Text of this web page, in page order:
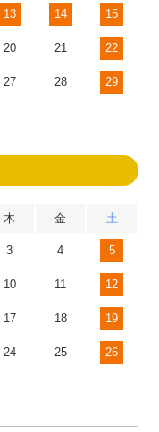
13 14 15
20 21 22
27 28 29
木 金 土
3 4 5
10 11 12
17 18 19
24 25 26